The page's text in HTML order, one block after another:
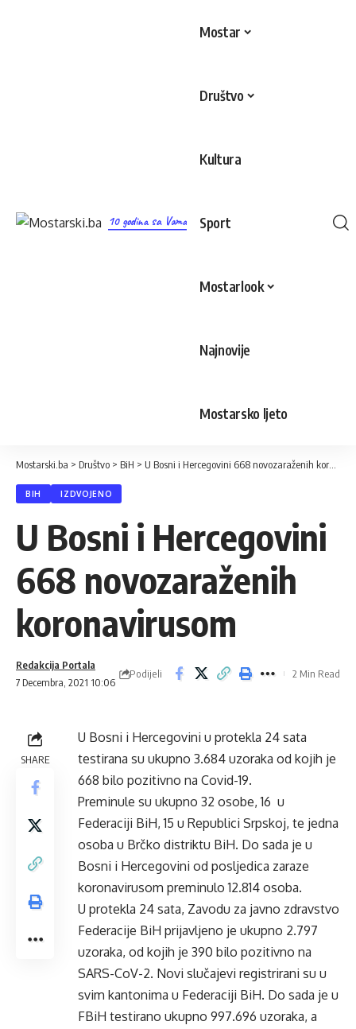
10 godina sa Vama
Mostar
Društvo
Kultura
Sport
Mostarlook
Najnovije
Mostarsko ljeto
Mostarski.ba > Društvo > BiH > U Bosni i Hercegovini 668 novozaraženih koronavirusom
BIH IZDVOJENO
U Bosni i Hercegovini
668 novozaraženih
koronavirusom
7 Decembra, 2021 10:06
Redakcija Portala
Podijeli 2 Min Read
SHARE
U Bosni i Hercegovini u protekla 24 sata
testirana su ukupno 3.684 uzoraka od kojih je
668 bilo pozitivno na Covid-19.
Preminule su ukupno 32 osobe, 16 u
Federaciji BiH, 15 u Republici Srpskoj, te jedna
osoba u Brčko distriktu BiH. Do sada je u
Bosni i Hercegovini od posljedica zaraze
koronavirusom preminulo 12.814 osoba.
U protekla 24 sata, Zavodu za javno zdravstvo
Federacije BiH prijavljeno je ukupno 2.797
uzoraka, od kojih je 390 bilo pozitivno na
SARS-CoV-2. Novi slučajevi registrirani su u
svim kantonima u Federaciji BiH. Do sada je u
FBiH testirano ukupno 997.696 uzoraka, a